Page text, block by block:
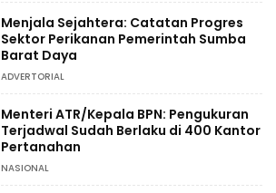
Menjala Sejahtera: Catatan Progres
Sektor Perikanan Pemerintah Sumba
Barat Daya
ADVERTORIAL
Menteri ATR/Kepala BPN: Pengukuran
Terjadwal Sudah Berlaku di 400 Kantor
Pertanahan
NASIONAL